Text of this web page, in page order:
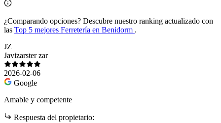
¿Comparando opciones? Descubre nuestro ranking actualizado con
las Top 5 mejores Ferretería en Benidorm .
JZ
Javizarster zar
2026-02-06
Google
Amable y competente
Respuesta del propietario: